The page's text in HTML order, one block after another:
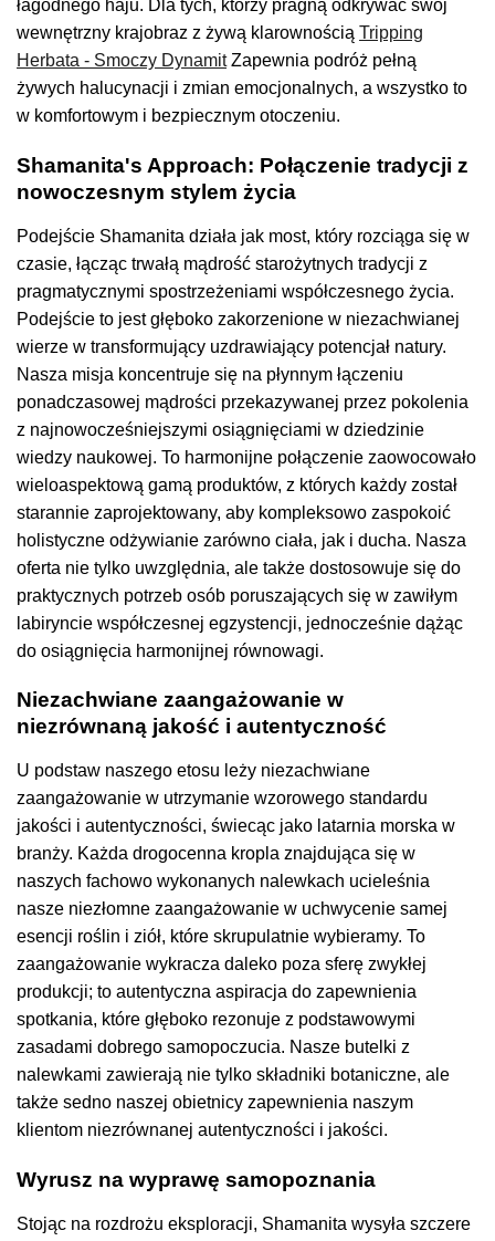
łagodnego haju. Dla tych, którzy pragną odkrywać swój
wewnętrzny krajobraz z żywą klarownością Tripping
Herbata - Smoczy DynamitZapewnia podróż pełną
żywych halucynacji i zmian emocjonalnych, a wszystko to
w komfortowym i bezpiecznym otoczeniu.
Shamanita's Approach: Połączenie tradycji z
nowoczesnym stylem życia
Podejście Shamanita działa jak most, który rozciąga się w
czasie, łącząc trwałą mądrość starożytnych tradycji z
pragmatycznymi spostrzeżeniami współczesnego życia.
Podejście to jest głęboko zakorzenione w niezachwianej
wierze w transformujący uzdrawiający potencjał natury.
Nasza misja koncentruje się na płynnym łączeniu
ponadczasowej mądrości przekazywanej przez pokolenia
z najnowocześniejszymi osiągnięciami w dziedzinie
wiedzy naukowej. To harmonijne połączenie zaowocowało
wieloaspektową gamą produktów, z których każdy został
starannie zaprojektowany, aby kompleksowo zaspokoić
holistyczne odżywianie zarówno ciała, jak i ducha. Nasza
oferta nie tylko uwzględnia, ale także dostosowuje się do
praktycznych potrzeb osób poruszających się w zawiłym
labiryncie współczesnej egzystencji, jednocześnie dążąc
do osiągnięcia harmonijnej równowagi.
Niezachwiane zaangażowanie w
niezrównaną jakość i autentyczność
U podstaw naszego etosu leży niezachwiane
zaangażowanie w utrzymanie wzorowego standardu
jakości i autentyczności, świecąc jako latarnia morska w
branży. Każda drogocenna kropla znajdująca się w
naszych fachowo wykonanych nalewkach ucieleśnia
nasze niezłomne zaangażowanie w uchwycenie samej
esencji roślin i ziół, które skrupulatnie wybieramy. To
zaangażowanie wykracza daleko poza sferę zwykłej
produkcji; to autentyczna aspiracja do zapewnienia
spotkania, które głęboko rezonuje z podstawowymi
zasadami dobrego samopoczucia. Nasze butelki z
nalewkami zawierają nie tylko składniki botaniczne, ale
także sedno naszej obietnicy zapewnienia naszym
klientom niezrównanej autentyczności i jakości.
Wyrusz na wyprawę samopoznania
Stojąc na rozdrożu eksploracji, Shamanita wysyła szczere